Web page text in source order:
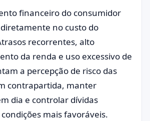
financeiro do consumidor
no custo do
recorrentes, alto
da renda e uso excessivo de
a percepção de risco das
contrapartida, manter
dia e controlar dívidas
mais favoráveis.